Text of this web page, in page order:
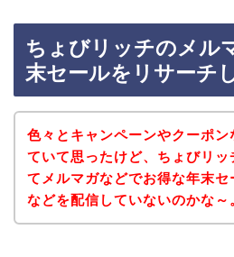
ちょびリッチのメル
末セールをリサーチ
色々とキャンペーンやクーポン
ていて思ったけど、ちょびリッ
てメルマガなどでお得な年末セ
などを配信していないのかな～